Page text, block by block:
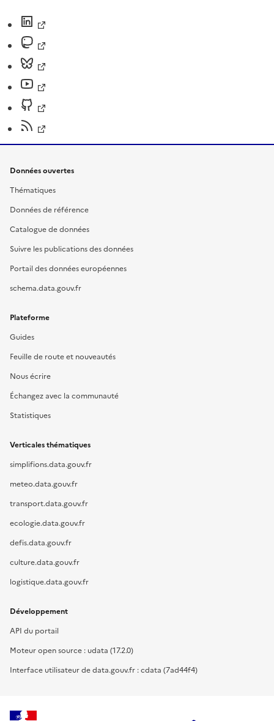
Données ouvertes
Thématiques
Données de référence
Catalogue de données
Suivre les publications des données
Portail des données européennes
schema.data.gouv.fr
Plateforme
Guides
Feuille de route et nouveautés
Nous écrire
Échangez avec la communauté
Statistiques
Verticales thématiques
simplifions.data.gouv.fr
meteo.data.gouv.fr
transport.data.gouv.fr
ecologie.data.gouv.fr
defis.data.gouv.fr
culture.data.gouv.fr
logistique.data.gouv.fr
Développement
API du portail
Moteur open source : udata (17.2.0)
Interface utilisateur de data.gouv.fr : cdata (7ad44f4)